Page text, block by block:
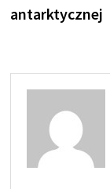
antarktycznej